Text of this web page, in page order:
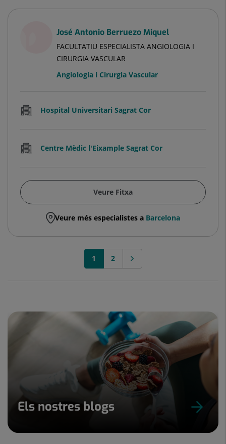
José Antonio Berruezo Miquel
FACULTATIU ESPECIALISTA ANGIOLOGIA I
CIRURGIA VASCULAR
Angiologia i Cirurgia Vascular
Hospital Universitari Sagrat Cor
Centre Mèdic l'Eixample Sagrat Cor
Veure Fitxa
Veure més especialistes a Barcelona
1 2
Els nostres blogs